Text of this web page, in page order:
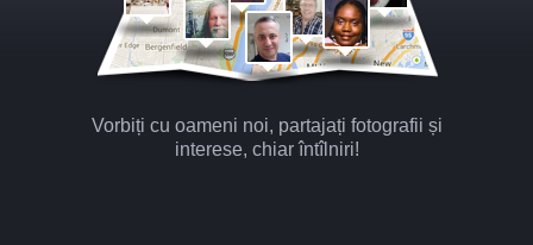
Vorbiți cu oameni noi, partajați fotografii și
interese, chiar întîlniri!